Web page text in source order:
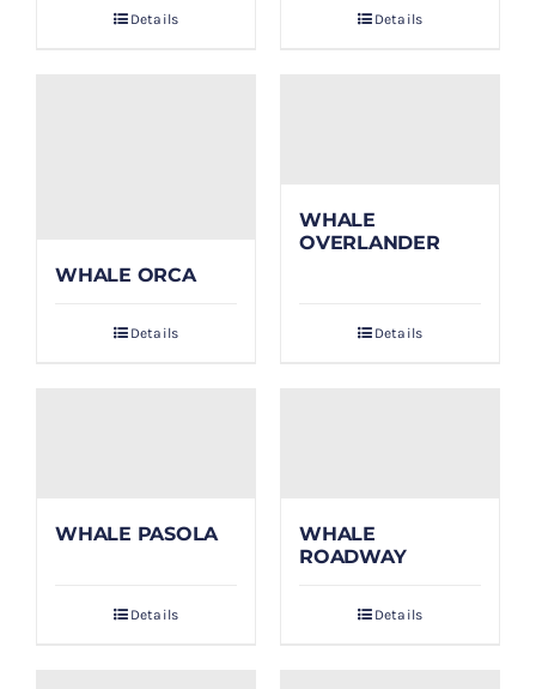
Details Details
WHALE ORCA
Details
WHALE
OVERLANDER
Details
WHALE PASOLA
Details
WHALE
ROADWAY
Details